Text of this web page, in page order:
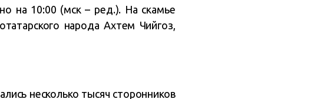
на 10:00 (мск – ред.). На скамье
народа Ахтем Чийгоз,
несколько тысяч сторонников